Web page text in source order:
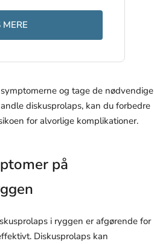
og tage de nødvendige
diskusprolaps, kan du forbedre
for alvorlige komplikationer.
på
i ryggen er afgørende for
Diskusprolaps kan